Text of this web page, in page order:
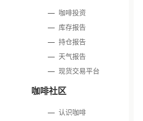
— 咖啡投资
— 库存报告
—持仓报告
— 天气报告
—现货交易平台
咖啡社区
—认识咖啡